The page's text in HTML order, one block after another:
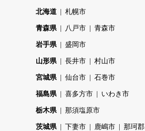
北海道 札幌市
青森県 八戸市 青森市
岩手県 盛岡市
山形県 長井市 村山市
宮城県 仙台市 石巻市
福島県 喜多方市 いわき市
栃木県 那須塩原市
茨城県 下妻市 鹿嶋市 那珂郡